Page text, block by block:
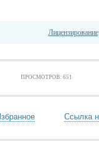
ПРОСМОТРОВ: 651
Ссылка